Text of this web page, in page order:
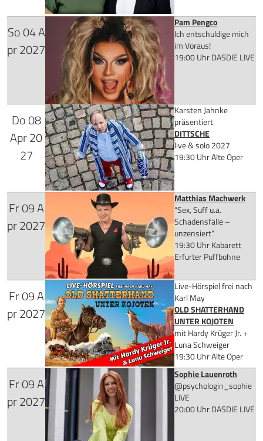
Mehr Infos
Tickets kaufen
ab 42,65 €
Mehr Infos
Tickets kaufen
So04A
pr2027
Pam Pengco
Ich entschuldige mich
im Voraus!
19:00 Uhr DASDIE LIVE
für 29,25 €
Mehr Infos
Tickets kaufen
Do08
Apr20
27
Karsten Jahnke
präsentiert
DITTSCHE
live & solo 2027
19:30 UhrAlte Oper
ab 51,00 €
Mehr Infos
Tickets kaufen
Fr09A
pr2027
Matthias Machwerk
"Sex, Suff u.a.
Schadensfälle –
unzensiert“
19:30 Uhr Kabarett
Erfurter Puffbohne
für 22,90 €
Mehr Infos
Tickets kaufen
Fr09A
pr2027
Live-Hörspiel frei nach
Karl May
OLD SHATTERHAND
UNTER KOJOTEN
mit Hardy Krüger Jr. +
Luna Schweiger
19:30 UhrAlte Oper
ab 58,15 €
Fr09A
pr2027
Sophie Lauenroth
@psychologin_sophie
LIVE
20:00 Uhr DASDIE LIVE